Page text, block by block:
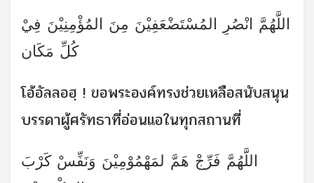
اللَّهُمَّ انْصُرِ المُسْتَضْعَفِيْنَ مِنَ المُؤْمِنِيْنَ فِيْ
كُلِّ مَكَان
โอ้อัลลอฮฺ ! ขอพระองค์ทรงช่วยเหลือสนับสนุน
บรรดาผู้ศรัทธาที่อ่อนแอในทุกสถานที่
اللَّهُمَّ فَرِّجْ هَمَّ لمَهْمُوْمِيْنَ وَنَفِّسْ كَرْبَ